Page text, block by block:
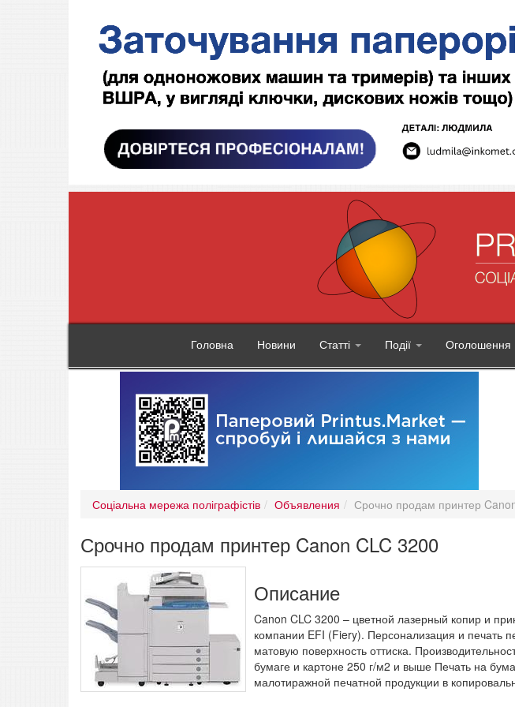
Головна Новини Статті Події Оголошення
Соціальна мережа поліграфістів Объявления Срочно продам принтер
Срочно продам принтер Canon CLC 3200
Описание
Canon CLC 3200 – цветной лазерный копир и
компании EFI (Fiery). Персонализация и печать
матовую поверхность оттиска.
бумаге и картоне 250 г/м2 и выше Печать на
малотиражной печатной продукции в